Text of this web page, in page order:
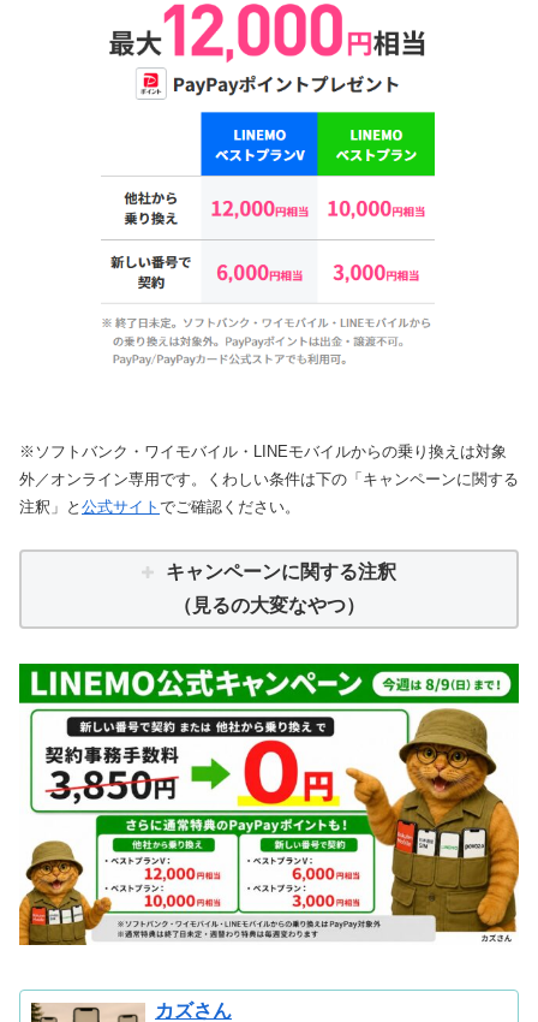
※ソフトバンク・ワイモバイル・LINEモバイルからの乗り換えは対象
外／オンライン専用です。くわしい条件は下の「キャンペーンに関する
注釈」と 公式サイト でご確認ください。
キャンペーンに関する注釈
（見るの大変なやつ）
カズさん